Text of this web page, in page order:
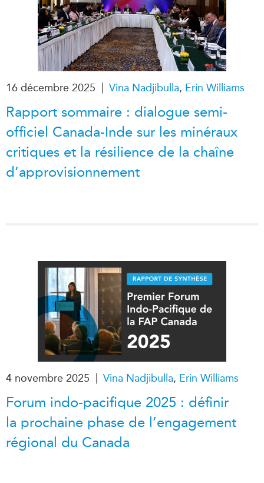
16 décembre 2025 | Vina Nadjibulla, Erin Williams
Rapport sommaire : dialogue semi-
officiel Canada-Inde sur les minéraux
critiques et la résilience de la chaîne
d’approvisionnement
4 novembre 2025 | Vina Nadjibulla, Erin Williams
Forum indo-pacifique 2025 : définir
la prochaine phase de l’engagement
régional du Canada